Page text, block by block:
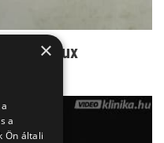
reflux
×
a
Ön általi